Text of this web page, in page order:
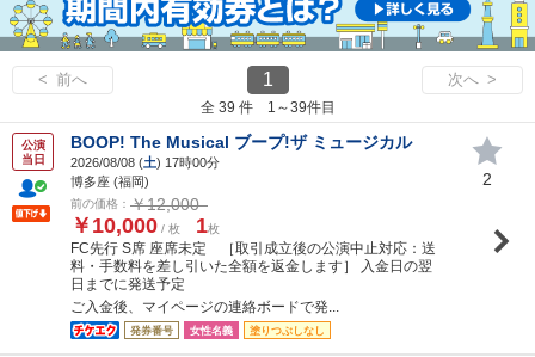
< 前へ 1 次へ >
全 39 件 1～39件目
公演
当日
BOOP! The Musical ブープ!ザ ミュージカル
2026/08/08 (土) 17時00分
博多座 (福岡)
前の価格： ￥12,000
￥10,000 / 枚 1枚
FC先行 S席 座席未定 ［取引成立後の公演中止対応：送
料・手数料を差し引いた全額を返金します］ 入金日の翌
日までに発送予定
ご入金後、マイページの連絡ボードで発...
発券番号 女性名義 塗りつぶしなし
2